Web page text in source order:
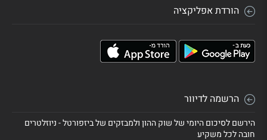
הורדת אפליקציה
הרשמה לדיוור
הירשם לסיכום היומי של שוק ההון ולמבזקים של ביזפורטל - ניוזלטרים
חובה לכל משקיע